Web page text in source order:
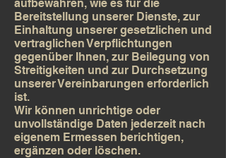
aufbewahren, wie es für die
Bereitstellung unserer Dienste, zur
Einhaltung unserer gesetzlichen und
vertraglichen Verpflichtungen
gegenüber Ihnen, zur Beilegung von
Streitigkeiten und zur Durchsetzung
unserer Vereinbarungen erforderlich
ist.
Wir können unrichtige oder
unvollständige Daten jederzeit nach
eigenem Ermessen berichtigen,
ergänzen oder löschen.